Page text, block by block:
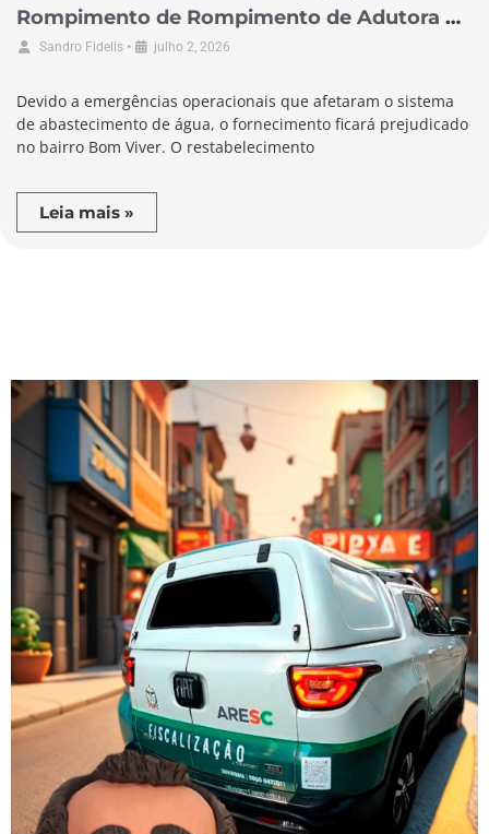
Rompimento de Rompimento de Adutora no
Município de Biguaçu
Sandro Fidelis • julho 2, 2026
Devido a emergências operacionais que afetaram o sistema
de abastecimento de água, o fornecimento ficará prejudicado
no bairro Bom Viver. O restabelecimento
Leia mais »